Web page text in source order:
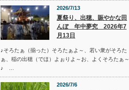
2026/7/13
夏祭り、出穂、賑やかな田
んぼ 年中夢究 2026年7
月13日
♪そろたぁ（揃った）そろたぁよ～、若い衆がそろた
ぁ、稲の出穂（でほ）よぉりよ～お、よくそろたぁ～
♪ …
2026/7/6